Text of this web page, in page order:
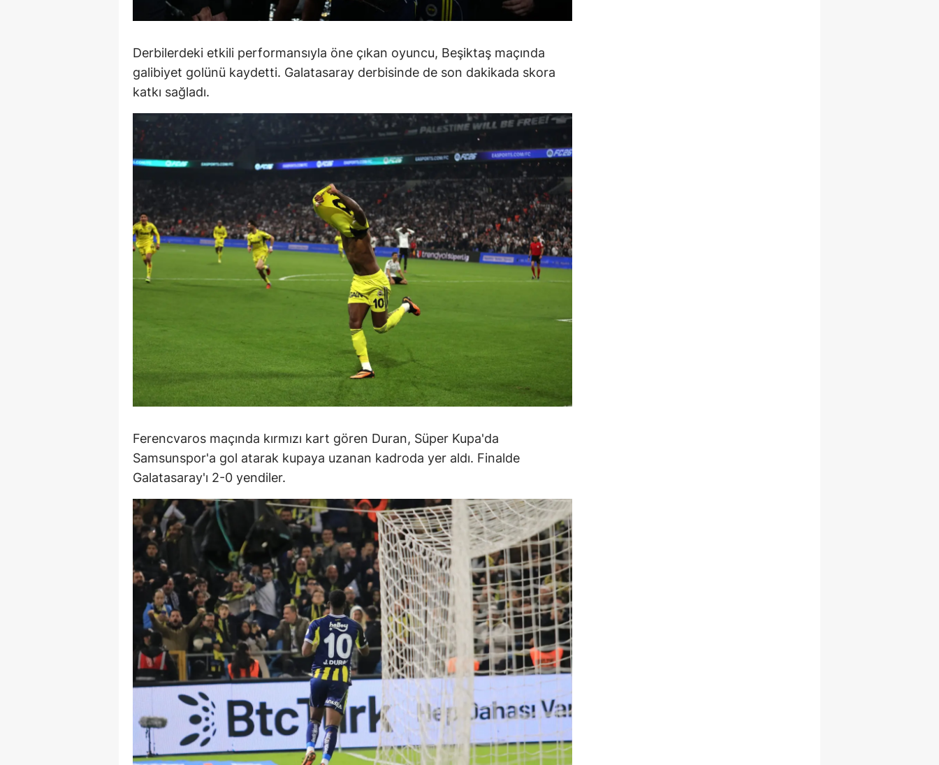
Trabzon
Tunceli
Şanlıurfa
Van
Yozgat
Zonguldak
Aksaray
Bayburt
Karaman
Batman
Şırnak
Bartın
Karabük
Kilis
Osmaniye
Düzce
Derbilerdeki etkili performansıyla öne çıkan oyuncu, Beşiktaş maçında
galibiyet golünü kaydetti. Galatasaray derbisinde de son dakikada skora
katkı sağladı.
Ferencvaros maçında kırmızı kart gören Duran, Süper Kupa'da
Samsunspor'a gol atarak kupaya uzanan kadroda yer aldı. Finalde
Galatasaray'ı 2-0 yendiler.